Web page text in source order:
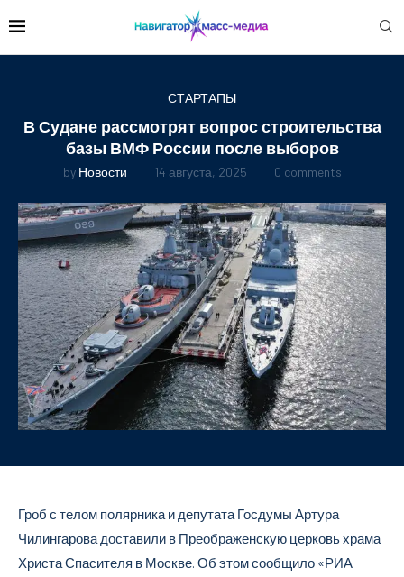
СТАРТАПЫ
В Судане рассмотрят вопрос строительства
базы ВМФ России после выборов
by Новости 14 августа, 2025 0 comments
Гроб с телом полярника и депутата Госдумы Артура
Чилингарова доставили в Преображенскую церковь храма
Христа Спасителя в Москве. Об этом сообщило «РИА